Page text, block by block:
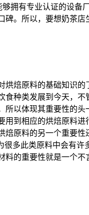
拥有专业认证的设备
。所以，要想奶茶
焙原料的基础知识
种类发展到今天，不
以体现其重要性的
到相应的烘焙原料进
原料的另一个重要
多此类原料中会有许
的重要性就是一个